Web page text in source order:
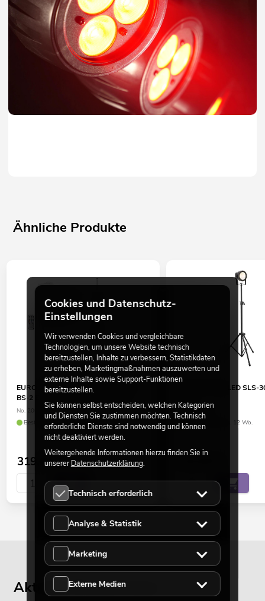
Ähnliche Produkte
EUROLITE Set LED KLS-180 weiß +
BS-2 EU Boxenhochständer weiß
No. 20000726
Bestand reicht ca. 12 Wo.
319,00€
EUROLITE Set LED SLS-
No. 20000794
Bestand reicht ca. 12 Wo.
Aktuelle Blogbeiträge
Cookies und Datenschutz-
Einstellungen
Wir verwenden Cookies und vergleichbare
Technologien, um unsere Website technisch
bereitzustellen, Inhalte zu verbessern, Statistikdaten
zu erheben, Marketingmaßnahmen auszuwerten und
externe Inhalte sowie Support-Funktionen
bereitzustellen.
Sie können selbst entscheiden, welchen Kategorien
und Diensten Sie zustimmen möchten. Technisch
erforderliche Dienste sind notwendig und können
nicht deaktiviert werden.
Weitergehende Informationen hierzu finden Sie in
unsererDatenschutzerklärung.
Technisch erforderlich
Analyse & Statistik
Marketing
Externe Medien